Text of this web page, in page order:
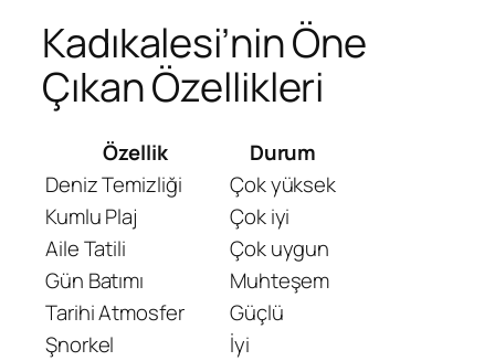
Kadıkalesi’nin Öne
Çıkan Özellikleri
Özellik
Durum
Deniz Temizliği
Çok yüksek
Kumlu Plaj
Çok iyi
Aile Tatili
Çok uygun
Gün Batımı
Muhteşem
Tarihi Atmosfer
Güçlü
Şnorkel
İyi